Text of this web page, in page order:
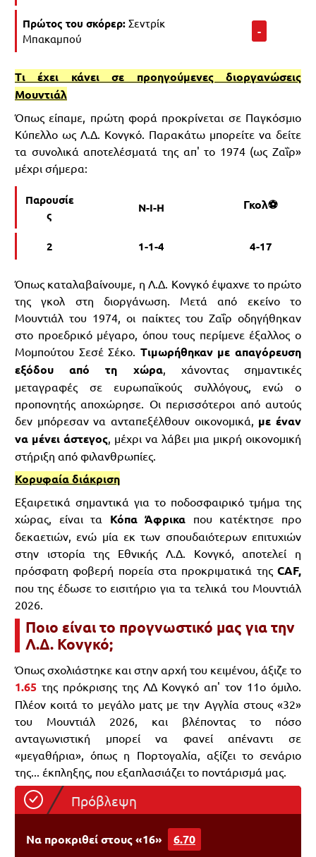
Πρώτος του σκόρερ: Σεντρίκ
Μπακαμπού
-
Τι έχει κάνει σε προηγούμενες διοργανώσεις
Μουντιάλ
Όπως είπαμε, πρώτη φορά προκρίνεται σε Παγκόσμιο
Κύπελλο ως Λ.Δ. Κονγκό. Παρακάτω μπορείτε να δείτε
τα συνολικά αποτελέσματά της απ' το 1974 (ως Ζαΐρ»
μέχρι σήμερα:
Παρουσίε
ς
Ν-Ι-Η Γκολ⚽
2 1-1-4 4-17
Όπως καταλαβαίνουμε, η Λ.Δ. Κονγκό έψαχνε το πρώτο
της γκολ στη διοργάνωση. Μετά από εκείνο το
Μουντιάλ του 1974, οι παίκτες του Ζαΐρ οδηγήθηκαν
στο προεδρικό μέγαρο, όπου τους περίμενε έξαλλος ο
Μομπούτου Σεσέ Σέκο. Τιμωρήθηκαν με απαγόρευση
εξόδου από τη χώρα, χάνοντας σημαντικές
μεταγραφές σε ευρωπαϊκούς συλλόγους, ενώ ο
προπονητής αποχώρησε. Οι περισσότεροι από αυτούς
δεν μπόρεσαν να ανταπεξέλθουν οικονομικά, με έναν
να μένει άστεγος, μέχρι να λάβει μια μικρή οικονομική
στήριξη από φιλανθρωπίες.
Κορυφαία διάκριση
Εξαιρετικά σημαντικά για το ποδοσφαιρικό τμήμα της
χώρας, είναι τα Κόπα Άφρικα που κατέκτησε προ
δεκαετιών, ενώ μία εκ των σπουδαιότερων επιτυχιών
στην ιστορία της Εθνικής Λ.Δ. Κονγκό, αποτελεί η
πρόσφατη φοβερή πορεία στα προκριματικά της CAF,
που της έδωσε το εισιτήριο για τα τελικά του Μουντιάλ
2026.
Ποιο είναι το προγνωστικό μας για την
Λ.Δ. Κονγκό;
Όπως σχολιάστηκε και στην αρχή του κειμένου, άξιζε το
1.65 της πρόκρισης της ΛΔ Κονγκό απ' τον 11ο όμιλο.
Πλέον κοιτά το μεγάλο ματς με την Αγγλία στους «32»
του Μουντιάλ 2026, και βλέποντας το πόσο
ανταγωνιστική μπορεί να φανεί απέναντι σε
«μεγαθήρια», όπως η Πορτογαλία, αξίζει το σενάριο
της... έκπληξης, που εξαπλασιάζει το ποντάρισμά μας.
Πρόβλεψη
Να προκριθεί στους «16» 6.70